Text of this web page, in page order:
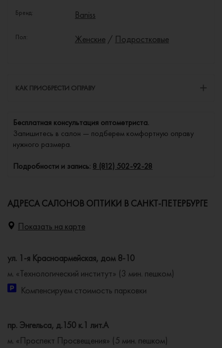
Бренд: Baniss
Пол: Женские / Подростковые
КАК ПРИОБРЕСТИ ОПРАВУ
Бесплатная консультация оптометриста.
Запишитесь в салон — подберем комфортную оправу
нужного размера.
Подробности и запись: 8 (812) 502-92-28
АДРЕСА САЛОНОВ ОПТИКИ В САНКТ-ПЕТЕРБУРГЕ
Показать на карте
ул. 1-я Красноармейская, дом 8-10
м. «Технологический институт» (3 мин. пешком)
Компенсируем стоимость парковки
пр. Энгельса, д.150 к.1 лит.А
м. «Проспект Просвещения» (5 мин. пешком)